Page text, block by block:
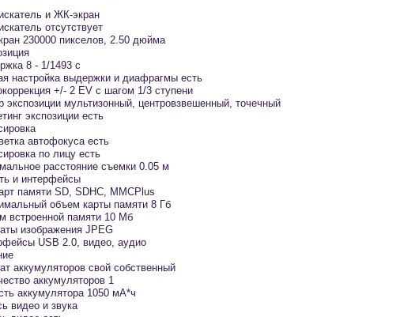
и ЖК-экран
отсутствует
230000 пикселов, 2.50 дюйма
8 - 1/1493 с
настройка выдержки и диафрагмы есть
+/- 2 EV с шагом 1/3 ступени
экспозиции мультизонный, центровзвешенный, точечный
экспозиции есть
автофокуса есть
по лицу есть
расстояние съемки 0.05 м
и интерфейсы
памяти SD, SDHC, MMCPlus
объем карты памяти 8 Гб
встроенной памяти 10 Мб
изображения JPEG
USB 2.0, видео, аудио
аккумуляторов свой собственный
аккумуляторов 1
аккумулятора 1050 мА*ч
видео и звука